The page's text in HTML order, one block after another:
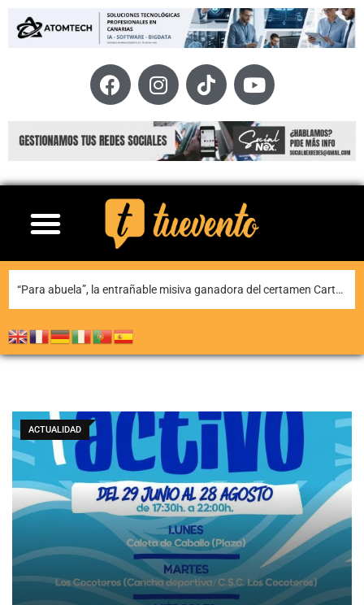
“Para abuela”, la entrañable misiva ganadora del certamen Carta para una fiesta de Puerto del Carmen
ACTUALIDAD